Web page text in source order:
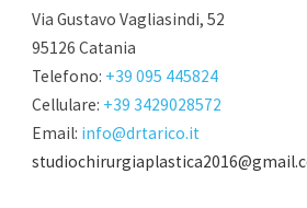
Via Gustavo Vagliasindi, 52
95126 Catania
Telefono: +39 095 445824
Cellulare: +39 3429028572
Email: info@drtarico.it